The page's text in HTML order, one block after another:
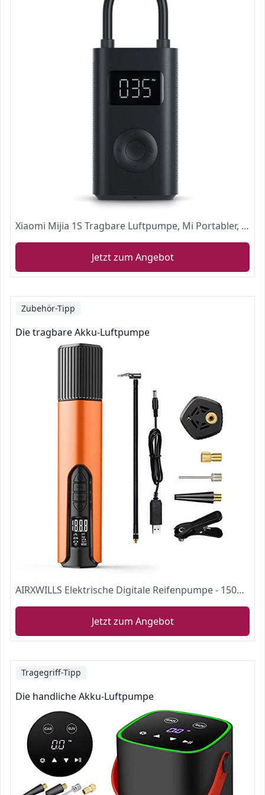
Xiaomi Mijia 1S Tragbare Luftpumpe, Mi Portabler, Xiaomi 150 PSI Inflator mit 2000 mAh Akku, Mini Tragbarer Luftkompressor mit LED Drucksensor für Auto, Fahrrad, Motorrad, Ball, E-Scooter etc.
Jetzt zum Angebot
Zubehör-Tipp
Die tragbare Akku-Luftpumpe
AIRXWILLS Elektrische Digitale Reifenpumpe - 150PSI Fahrradluftpumpe Kompressor mit LCD-Bildschirm für Auto, Fahrrad, Motorrad, Basketball, Football usw (2000mAh Akku).
Jetzt zum Angebot
Tragegriff-Tipp
Die handliche Akku-Luftpumpe